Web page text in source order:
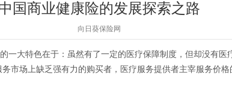
国商业健康险的发展探索之路
向日葵保险网
的一大特色在于：虽然有了一定的医疗保障制度，但却没有医
市场上缺乏强有力的购买者，医疗服务提供者主宰服务价